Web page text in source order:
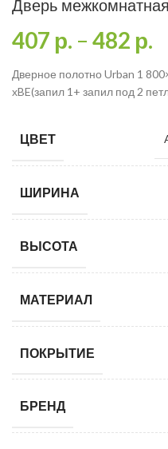
Дверь
407 р. – 482 р.
Дверное полотно Urban 1
хBE(запил 1+ запил под 2
ЦВЕТ
ШИРИНА
ВЫСОТА
МАТЕРИАЛ
ПОКРЫТИЕ
БРЕНД